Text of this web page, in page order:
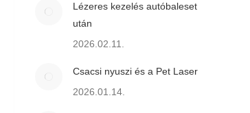
Lézeres kezelés autóbaleset
után
2026.02.11.
Csacsi nyuszi és a Pet Laser
2026.01.14.